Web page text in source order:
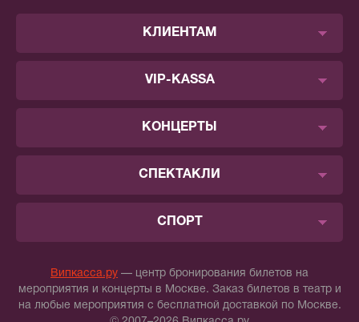
КЛИЕНТАМ
VIP-KASSA
КОНЦЕРТЫ
СПЕКТАКЛИ
СПОРТ
Випкасса.ру — центр бронирования билетов на
мероприятия и концерты в Москве. Заказ билетов в театр и
на любые мероприятия с бесплатной доставкой по Москве.